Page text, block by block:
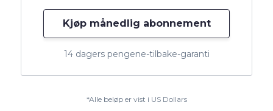
Kjøp månedlig abonnement
14 dagers pengene-tilbake-garanti
*Alle beløp er vist i US Dollars